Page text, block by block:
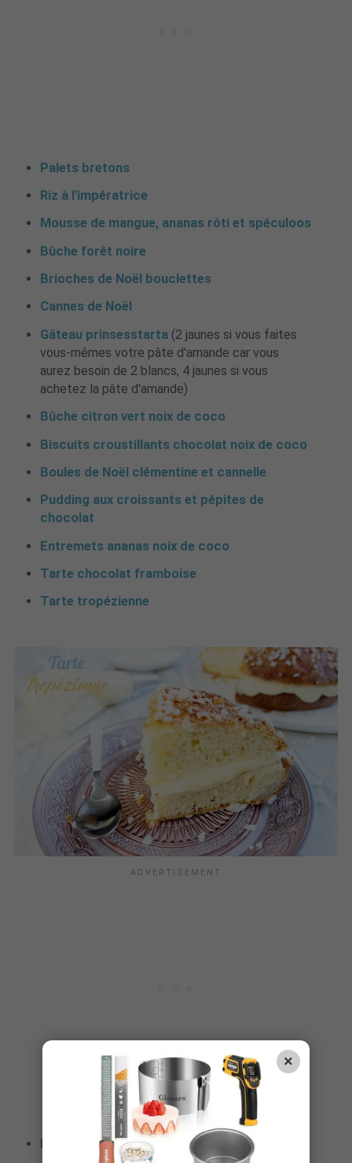
Palets bretons
Riz à l'impératrice
Mousse de mangue, ananas rôti et spéculoos
Bûche forêt noire
Brioches de Noël bouclettes
Cannes de Noël
Gâteau prinsesstarta (2 jaunes si vous faites
vous-mêmes votre pâte d'amande car vous
aurez besoin de 2 blancs, 4 jaunes si vous
achetez la pâte d'amande)
Bûche citron vert noix de coco
Biscuits croustillants chocolat noix de coco
Boules de Noël clémentine et cannelle
Pudding aux croissants et pépites de
chocolat
Entremets ananas noix de coco
Tarte chocolat framboise
Tarte tropézienne
Entremets boules de Noël
×